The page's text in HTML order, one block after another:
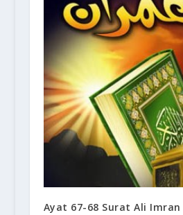
Ayat 67-68 Surat Ali Imran